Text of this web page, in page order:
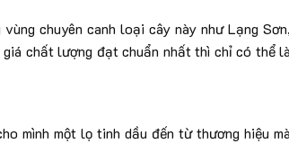
chuyên canh loại cây này như Lạng Sơn,
chất lượng đạt chuẩn nhất thì chỉ có thể là
mình một lọ tinh dầu đến từ thương hiệu mà